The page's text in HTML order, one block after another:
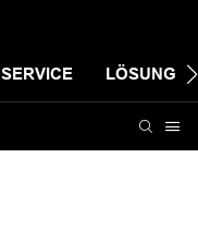
SERVICE LÖSUNG